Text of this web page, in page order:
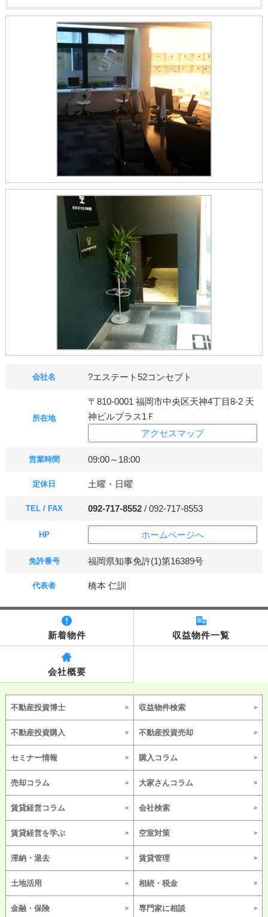
会社名 ?エステート52コンセプト
所在地
〒810-0001 福岡市中央区天神4丁目8-2 天
神ビルプラス1Ｆ
アクセスマップ
営業時間 09:00～18:00
定休日 土曜・日曜
TEL / FAX 092-717-8552/ 092-717-8553
HP ホームページへ
免許番号 福岡県知事免許(1)第16389号
代表者 橋本 仁訓
新着物件 収益物件一覧
会社概要
不動産投資博士 収益物件検索
不動産投資購入 不動産投資売却
セミナー情報 購入コラム
売却コラム 大家さんコラム
賃貸経営コラム 会社検索
賃貸経営を学ぶ 空室対策
滞納・退去 賃貸管理
土地活用 相続・税金
金融・保険 専門家に相談